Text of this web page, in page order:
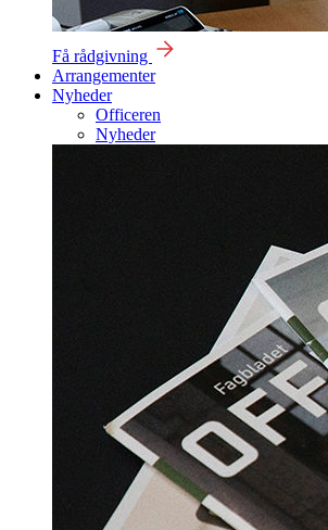
Få rådgivning
Arrangementer
Nyheder
Officeren
Nyheder